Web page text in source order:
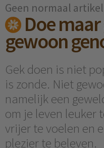
Geen normaal artikel
Doe
gewoon
Gek doen is niet
is zonde. Niet
namelijk een
om je leven leuker
vrijer te voelen en
plezier te beleven.